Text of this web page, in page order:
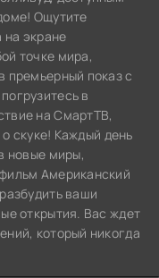
Ощутите
экране
точке мира,
премьерный показ с
в
на СмартТВ,
скуке! Каждый день
новые миры,
Американский
ваши
открытия. Вас ждет
который никогда